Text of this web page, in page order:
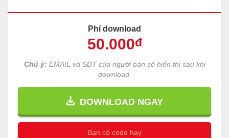
Phí download
50.000đ
Chú ý: EMAIL và SĐT của người bán sẽ hiển thị sau khi
download.
DOWNLOAD NGAY
Bạn có code hay